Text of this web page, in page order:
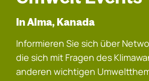
In Alma, Kanada
Informieren Sie sich über
die sich mit Fragen des
anderen wichtigen